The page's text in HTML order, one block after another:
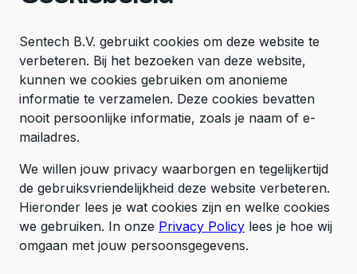
Sentech B.V. gebruikt cookies om deze website te
verbeteren. Bij het bezoeken van deze website,
kunnen we cookies gebruiken om anonieme
informatie te verzamelen. Deze cookies bevatten
nooit persoonlijke informatie, zoals je naam of e-
mailadres.
We willen jouw privacy waarborgen en tegelijkertijd
de gebruiksvriendelijkheid deze website verbeteren.
Hieronder lees je wat cookies zijn en welke cookies
we gebruiken. In onze Privacy Policy lees je hoe wij
omgaan met jouw persoonsgegevens.